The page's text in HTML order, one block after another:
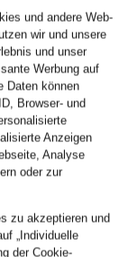
Hemdbluse TILA
CHF 169
und andere Web-
wir und unsere
und unser
Werbung auf
Daten können
Browser- und
Anzeigen
Analyse
oder zur
zu akzeptieren und
„Individuelle
der Cookie-